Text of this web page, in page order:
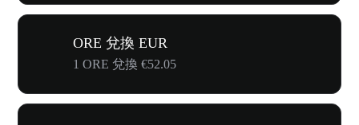
ORE 兌換 EUR
1 ORE 兌換 €52.05